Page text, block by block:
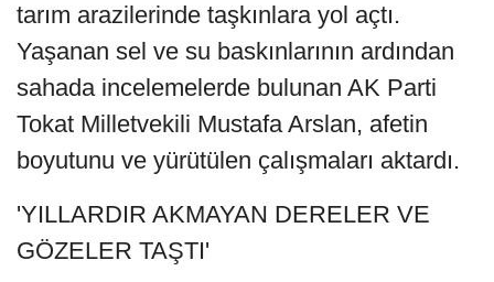
tarım arazilerinde taşkınlara yol açtı.
Yaşanan sel ve su baskınlarının ardından
sahada incelemelerde bulunan AK Parti
Tokat Milletvekili Mustafa Arslan, afetin
boyutunu ve yürütülen çalışmaları aktardı.
'YILLARDIR AKMAYAN DERELER VE
GÖZELER TAŞTI'